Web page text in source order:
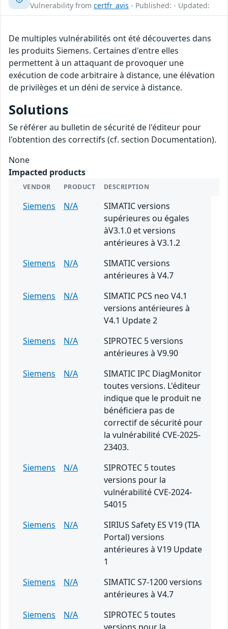
Vulnerability from certfr_avis - Published: - Updated:
De multiples vulnérabilités ont été découvertes dans
les produits Siemens. Certaines d'entre elles
permettent à un attaquant de provoquer une
exécution de code arbitraire à distance, une élévation
de privilèges et un déni de service à distance.
Solutions
Se référer au bulletin de sécurité de l'éditeur pour
l'obtention des correctifs (cf. section Documentation).
None
Impacted products
VENDOR PRODUCT DESCRIPTION
Siemens N/A
SIMATIC versions
supérieures ou égales
àV3.1.0 et versions
antérieures à V3.1.2
Siemens
N/A
SIMATIC versions
antérieures à V4.7
Siemens
N/A
SIMATIC PCS neo V4.1
versions antérieures à
V4.1 Update 2
Siemens
N/A
SIPROTEC 5 versions
antérieures à V9.90
Siemens
N/A
SIMATIC IPC DiagMonitor
toutes versions. L'éditeur
indique que le produit ne
bénéficiera pas de
correctif de sécurité pour
la vulnérabilité CVE-2025-
23403.
Siemens
N/A
SIPROTEC 5 toutes
versions pour la
vulnérabilité CVE-2024-
54015
Siemens
N/A
SIRIUS Safety ES V19 (TIA
Portal) versions
antérieures à V19 Update
1
Siemens
N/A
SIMATIC S7-1200 versions
antérieures à V4.7
Siemens
N/A
SIPROTEC 5 toutes